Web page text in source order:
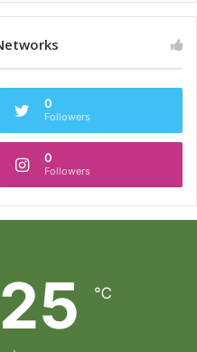
0
Followers
0
Followers
25 ℃